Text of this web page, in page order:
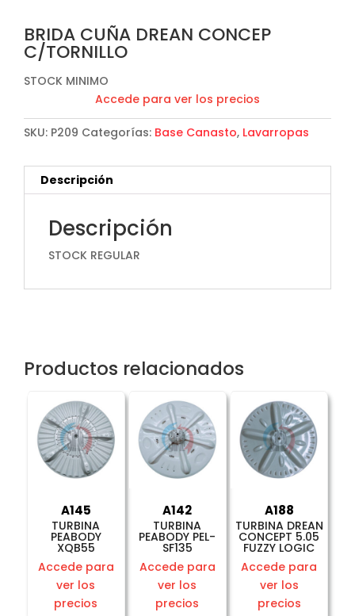
BRIDA CUÑA DREAN CONCEP
C/TORNILLO
STOCK MINIMO
Accede para ver los precios
SKU: P209 Categorías: Base Canasto, Lavarropas
Descripción
Descripción
STOCK REGULAR
Productos relacionados
A145
TURBINA
PEABODY
XQB55
Accede para
ver los
precios
A142
TURBINA
PEABODY PEL-
SF135
Accede para
ver los
precios
A188
TURBINA DREAN
CONCEPT 5.05
FUZZY LOGIC
Accede para
ver los
precios